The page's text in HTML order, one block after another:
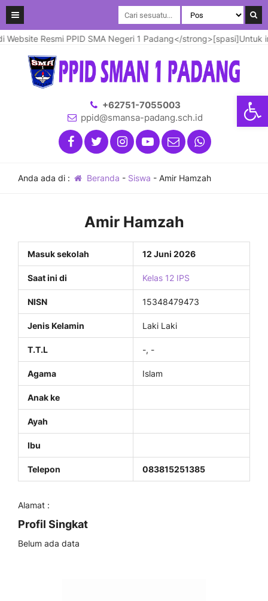
Resmi PPID SMA Negeri 1 Padang</
+62751-7055003
ppid@smansa-padang.sch.id
Anda ada di : Beranda - Siswa - Amir Hamzah
Amir Hamzah
Masuk sekolah 12 Juni 2026
Saat ini di Kelas 12 IPS
NISN 15348479473
Jenis Kelamin Laki Laki
T.T.L -, -
Agama Islam
Anak ke
Ayah
Ibu
Telepon 083815251385
Alamat :
Profil Singkat
Belum ada data